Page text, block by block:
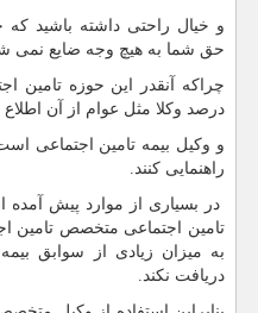
و خیال راحتی داشته باشید
حق شما به هیچ وجه ضایع نمی
درصد وکلا مثل عوام از آن
و وکیل بیمه تامین اجتماعی
راهنمایی کنند.
در بسیاری از موارد پیش
تامین اجتماعی متخصص تامین
به میزان زیادی از سوابق
دریافت نکند.